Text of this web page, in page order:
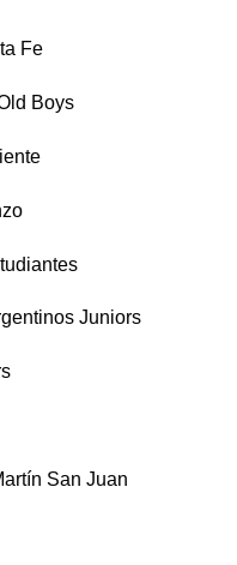
Fe
Boys
Juniors
San Juan